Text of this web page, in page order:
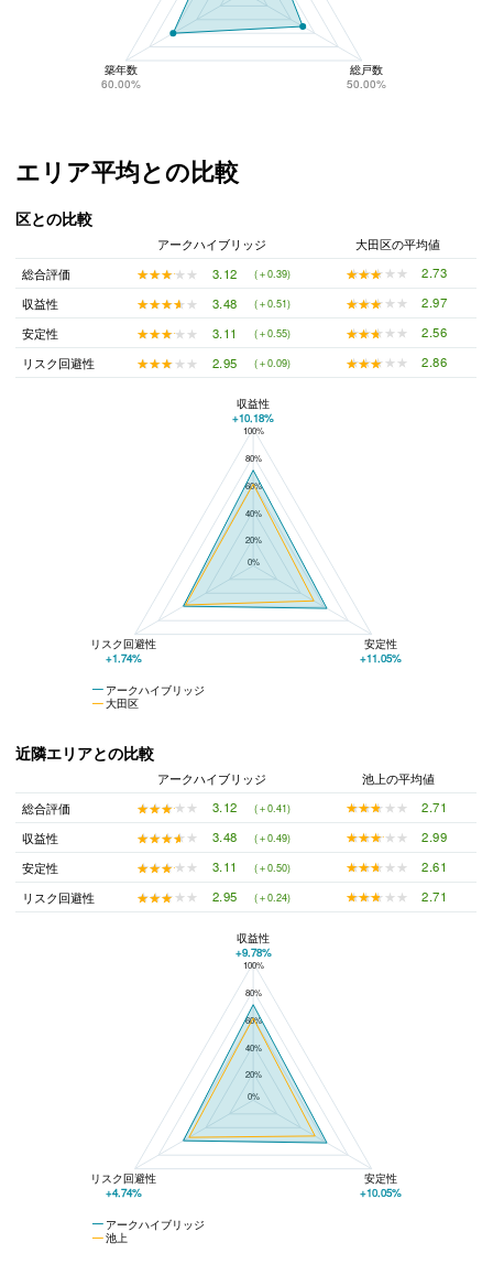
築年数
60.00%
総戸数
50.00%
エリア平均との比較
区との比較
アークハイブリッジ
大田区の平均値
総合評価
★★★★★
★★★★★ 3.12 (＋0.39) ★★★★★
★★★★★
2.73
収益性
★★★★★
★★★★★ 3.48 (＋0.51) ★★★★★
★★★★★
2.97
安定性
★★★★★
★★★★★ 3.11 (＋0.55) ★★★★★
★★★★★
2.56
リスク回避性
★★★★★
★★★★★ 2.95 (＋0.09) ★★★★★
★★★★★ 2.86
アークハイブリッジと大田区の平均値の総合評価の比較
100%
80%
60%
40%
20%
0%
アークハイブリッジ
大田区
収益性
+10.18%
リスク回避性
+1.74%
安定性
+11.05%
近隣エリアとの比較
アークハイブリッジ
池上の平均値
総合評価
★★★★★
★★★★★ 3.12 (＋0.41) ★★★★★
★★★★★
2.71
収益性
★★★★★
★★★★★ 3.48 (＋0.49) ★★★★★
★★★★★
2.99
安定性
★★★★★
★★★★★ 3.11 (＋0.50) ★★★★★
★★★★★
2.61
リスク回避性
★★★★★
★★★★★ 2.95 (＋0.24) ★★★★★
★★★★★ 2.71
アークハイブリッジと池上の平均値の総合評価の比較
100%
80%
60%
40%
20%
0%
アークハイブリッジ
池上
収益性
+9.78%
リスク回避性
+4.74%
安定性
+10.05%